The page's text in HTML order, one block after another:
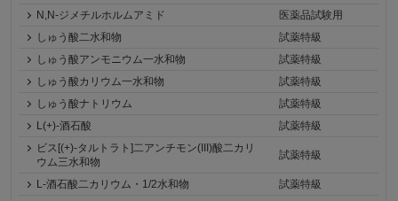
N,N-ジメチルホルムアミド
医薬品試験用
しゅう酸二水和物
試薬特級
しゅう酸アンモニウム一水和物
試薬特級
しゅう酸カリウム一水和物
試薬特級
しゅう酸ナトリウム
試薬特級
L(+)-酒石酸
試薬特級
ビス[(+)-タルトラト]二アンチモン(III)酸二カリ
ウム三水和物
試薬特級
L-酒石酸二カリウム・1/2水和物
試薬特級